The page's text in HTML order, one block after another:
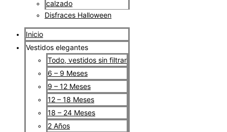
calzado
Disfraces Halloween
Inicio
Vestidos elegantes
Todo, vestidos sin filtrar
6 – 9 Meses
9 – 12 Meses
12 – 18 Meses
18 – 24 Meses
2 Años